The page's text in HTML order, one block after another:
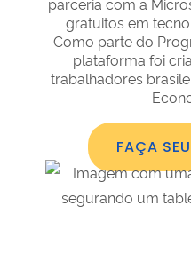
gratuitos em
Como parte do
plataforma foi
trabalhadores
FAÇA